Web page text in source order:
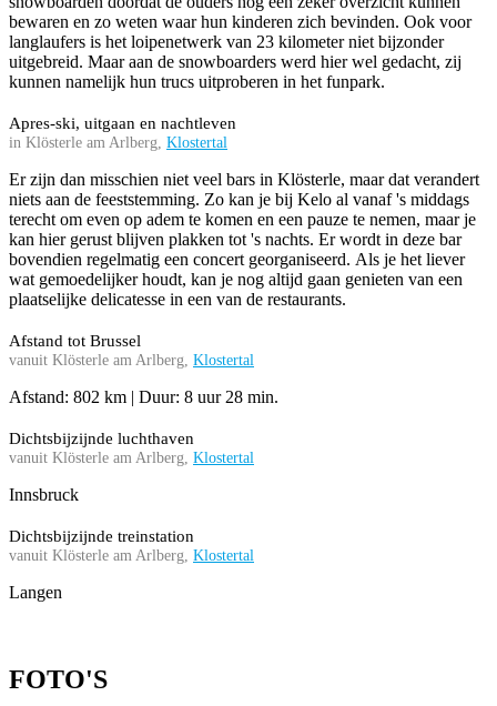
bewaren en zo weten waar hun kinderen zich bevinden. Ook voor
langlaufers is het loipenetwerk van 23 kilometer niet bijzonder
uitgebreid. Maar aan de snowboarders werd hier wel gedacht, zij
kunnen namelijk hun trucs uitproberen in het funpark.
Apres-ski, uitgaan en nachtleven
in Klösterle am Arlberg, Klostertal
Er zijn dan misschien niet veel bars in Klösterle, maar dat verandert
niets aan de feeststemming. Zo kan je bij Kelo al vanaf 's middags
terecht om even op adem te komen en een pauze te nemen, maar je
kan hier gerust blijven plakken tot 's nachts. Er wordt in deze bar
bovendien regelmatig een concert georganiseerd. Als je het liever
wat gemoedelijker houdt, kan je nog altijd gaan genieten van een
plaatselijke delicatesse in een van de restaurants.
Afstand tot Brussel
vanuit Klösterle am Arlberg, Klostertal
Afstand: 802 km | Duur: 8 uur 28 min.
Dichtsbijzijnde luchthaven
vanuit Klösterle am Arlberg, Klostertal
Innsbruck
Dichtsbijzijnde treinstation
vanuit Klösterle am Arlberg, Klostertal
Langen
FOTO'S